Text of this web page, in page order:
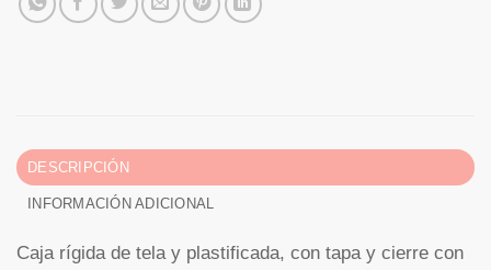
DESCRIPCIÓN
INFORMACIÓN ADICIONAL
Caja rígida de tela y plastificada, con tapa y cierre con